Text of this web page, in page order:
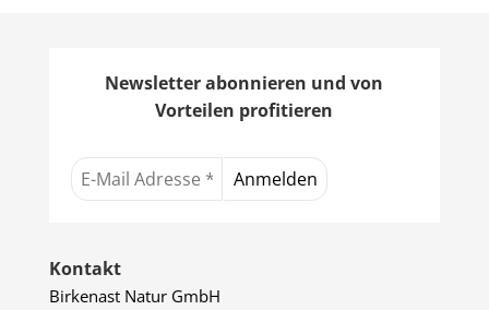
Newsletter abonnieren und von
Vorteilen profitieren
Kontakt
Birkenast Natur GmbH